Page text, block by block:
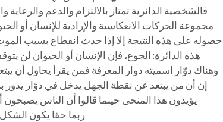
فالشخصية الدائرية تمتاز بالالتزام والدعم
مجموعة الحركات الانعكاسية والإرادية للإنسان أو
حصوله على هذه النتيجة إلا إذا حدث انقطاع بسبب
هذه الدائرة: الجوع، فإن الإنسان أو الحيوان لن
وهناك دوّار اسميته دوار المعرفة فمن يقرأ يحاول أن
إن أن من يبتعد عن نقطة الجهل يدخل في دوّار يدور
يؤيدون هذا المنحى حينما قالوا أن الناس
ربما حقا يكون